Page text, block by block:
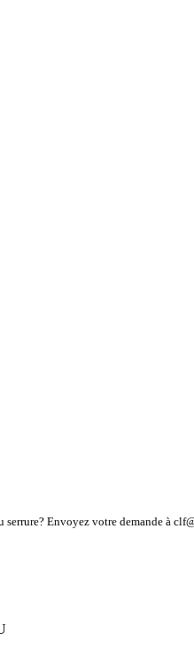
Envoyez votre demande à